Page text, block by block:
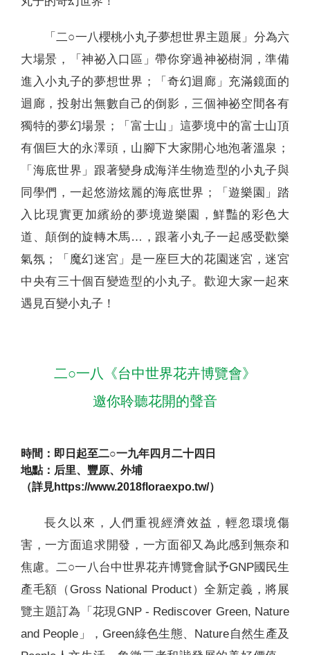
「二○一八櫻桃小丸子夢想世界主題展」分為六
大場景，「神祕入口區」帶你穿過神祕樹洞，準備
進入小丸子的夢想世界；「奇幻迴廊」充滿鏡面的
迴廊，投射出無數自己的倒影，三個神祕空間各有
獨特的夢幻場景；「富士山」這夢境中的富士山頂
有個巨大的永澤頭，山腳下大家開心地泡著溫泉；
「海底世界」跟著變身成海洋生物造型的小丸子與
同學們，一起悠游炫麗的海底世界；「遊樂園」踏
入比現實更加繽紛的夢境遊樂園，鮮豔的彩色大
道、顛倒的旋轉木馬…，跟著小丸子一起感受歡樂
氣氛；「魔幻迷宮」是一座巨大的花園迷宮，迷宮
中央有三十個百變造型的小丸子。歡迎大家一起來
遇見百變小丸子！
二○一八《台中世界花卉博覽會》
邀你聆聽花開的聲音
時間：即日起至二○一九年四月二十四日
地點：后里、豐原、外埔
（詳見https://www.2018floraexpo.tw/）
長久以來，人們重視經濟效益，輕忽環境傷
害，一方面追求開發，一方面卻又為此感到無奈和
焦慮。二○一八台中世界花卉博覽會賦予GNP國民生
產毛額（Gross National Product）全新定義，將展
覽主題訂為「花現GNP - Rediscover Green, Nature
and People」，Green綠色生態、Nature自然生產及